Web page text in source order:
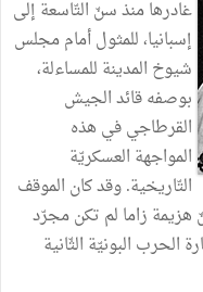
غادرها منذ سنّ التّاسعة إلى
إسبانيا، للمثول أمام مجلس
شيوخ المدينة للمساءلة،
بوصفه قائد الجيش
القرطاجي في هذه
المواجهة العسكريّة
التّاريخية. وقد كان الموقف
هزيمة زاما لم تكن مجرّد
البونيّة الثّانية